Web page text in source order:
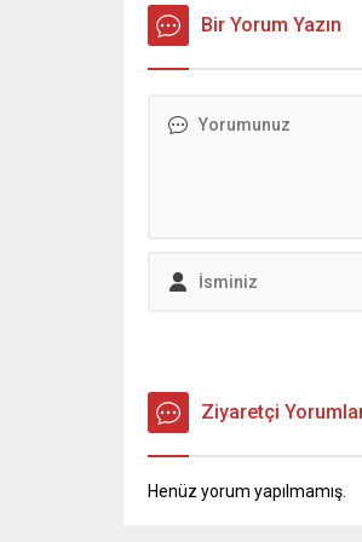
Bir Yorum Yazın
Ziyaretçi
Henüz yorum yapılmamış.